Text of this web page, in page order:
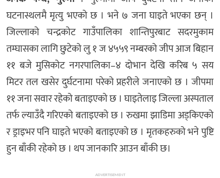
घटनास्थलमै मृत्यु भएको छ । भने ७ जना घाइते भएका छन् ।
जिल्लाको चन्द्रकोट गाउँपालिका शान्तिपुरबाट सदरमुकाम
तम्घासका लागि छुटेको लु १ ज ४५५९ नम्बरको जीप आज बिहान
११ बजे मुसिकोट नगरपालिका–४ दोभान देखि करिब ५ सय
मिटर तल खसेर दुर्घटनामा परेको प्रहरीले जनाएको छ । जीपमा
११ जना सवार रहेको बताइएको छ । घाइतेलाइ जिल्ला अस्पताल
तर्फ ल्याउँदै गरिएको बताइएको छ । रुखमा झाडिमा अड्किएको
र ड्राइभर पनि घाइते भएको बताइएको छ । मृतकहरुको भने पुष्टि
हुन बाँकी रहेको छ । थप जानकारि आउन बाँकी छ।
ADVERTISEMENT